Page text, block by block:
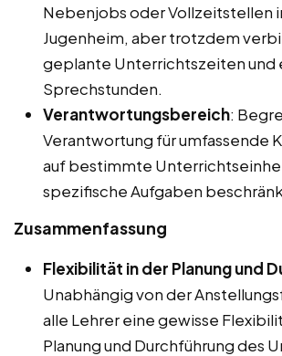
Nebenjobs oder Vollzeitstellen
Jugenheim, aber trotzdem
geplante Unterrichtszeiten und
Sprechstunden.
Verantwortungsbereich:
Verantwortung für umfassende
auf bestimmte
spezifische Aufgaben
Zusammenfassung
Flexibilität in der Planung und
Unabhängig von der
alle Lehrer eine gewisse
Planung und Durchführung des